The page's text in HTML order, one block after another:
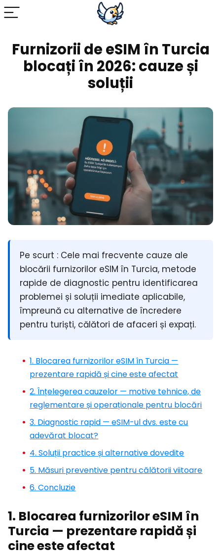
Furnizorii de eSIM în Turcia
blocați în 2026: cauze și
soluții
Pe scurt : Cele mai frecvente cauze ale
blocării furnizorilor eSIM în Turcia, metode
rapide de diagnostic pentru identificarea
problemei și soluții imediate aplicabile,
împreună cu alternative de încredere
pentru turiști, călători de afaceri și expați.
1. Blocarea furnizorilor eSIM în Turcia —
prezentare rapidă și cine este afectat
2. Înțelegerea cauzelor — motive tehnice, de
reglementare și operaționale pentru blocări
3. Diagnostic rapid — eSIM-ul dvs. este cu
adevărat blocat?
4. Soluții practice și alternative dovedite
5. Măsuri preventive pentru călătorii viitoare
6. Concluzie
1. Blocarea furnizorilor eSIM în
Turcia — prezentare rapidă și
cine este afectat